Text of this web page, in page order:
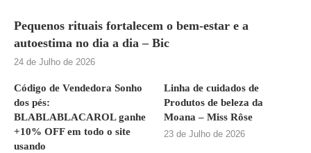
Pequenos rituais fortalecem o bem-estar e a
autoestima no dia a dia – Bic
24 de Julho de 2026
Código de Vendedora Sonho
dos pés:
BLABLABLACAROL ganhe
+10% OFF em todo o site
usando
Linha de cuidados de
Produtos de beleza da
Moana – Miss Rôse
23 de Julho de 2026